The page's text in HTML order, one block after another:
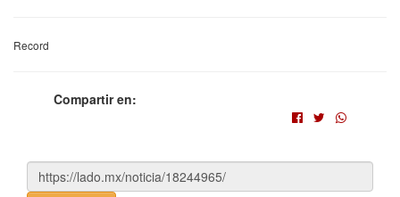
Record
Compartir en: